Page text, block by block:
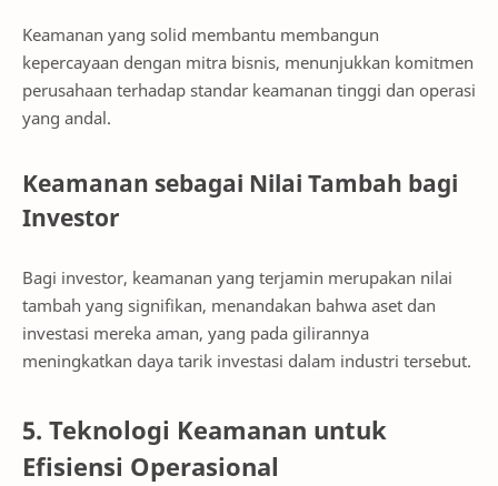
Keamanan yang solid membantu membangun
kepercayaan dengan mitra bisnis, menunjukkan komitmen
perusahaan terhadap standar keamanan tinggi dan operasi
yang andal.
Keamanan sebagai Nilai Tambah bagi
Investor
Bagi investor, keamanan yang terjamin merupakan nilai
tambah yang signifikan, menandakan bahwa aset dan
investasi mereka aman, yang pada gilirannya
meningkatkan daya tarik investasi dalam industri tersebut.
5. Teknologi Keamanan untuk
Efisiensi Operasional